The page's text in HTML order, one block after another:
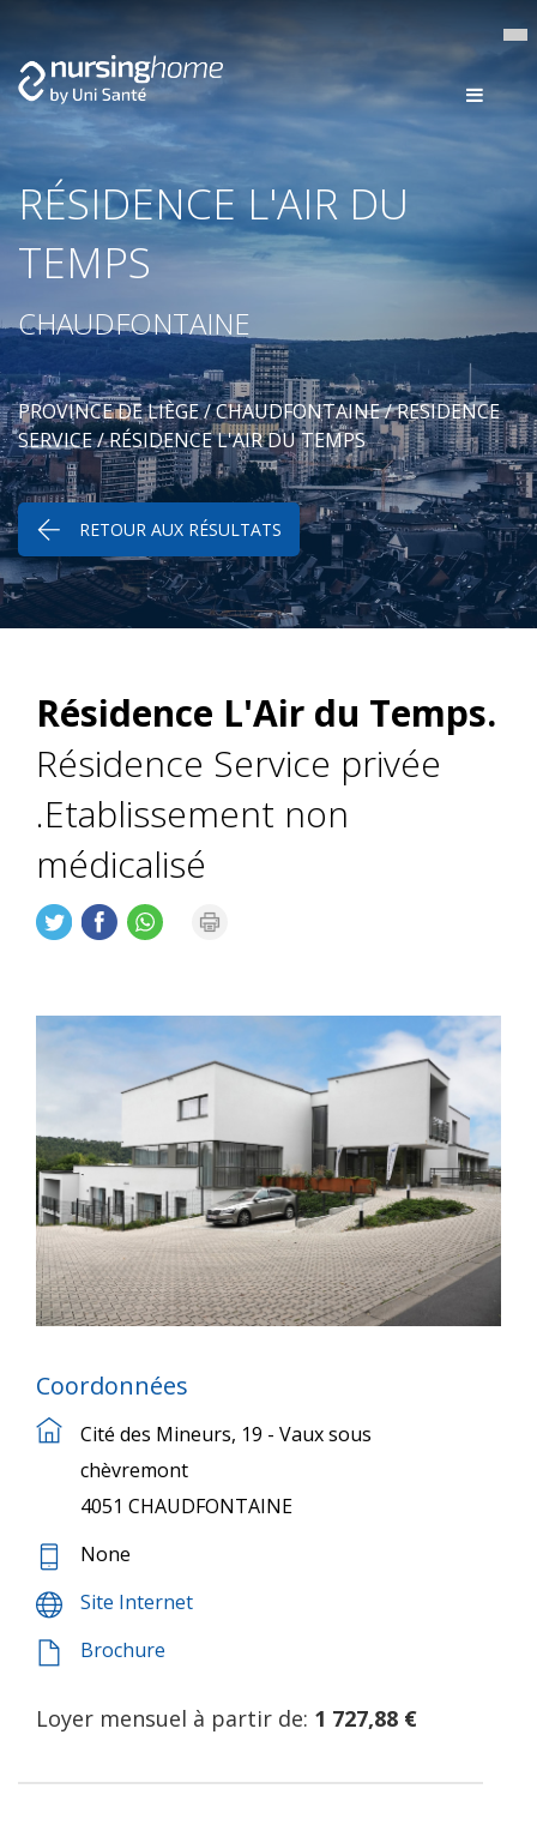
RÉSIDENCE L'AIR DU
TEMPS
CHAUDFONTAINE
PROVINCE DE LIÈGE/CHAUDFONTAINE/RESIDENCE
SERVICE/ RÉSIDENCE L'AIR DU TEMPS
RETOUR AUX RÉSULTATS
Résidence L'Air du Temps.
Résidence Service privée
.Etablissement non
médicalisé
Coordonnées
Cité des Mineurs, 19 - Vaux sous
chèvremont
4051 CHAUDFONTAINE
None
Site Internet
Brochure
Loyer mensuel à partir de: 1 727,88 €